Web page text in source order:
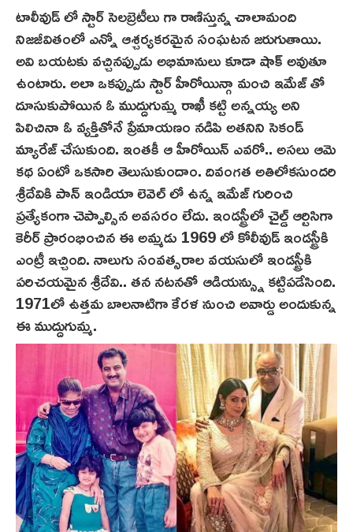
టాలీవుడ్ లో స్టార్ సెలబ్రెటీలు గా రాణిస్తున్న చాలామంది
నిజజీవితంలో ఎన్నో ఆశ్చర్యకరమైన సంఘటన జరుగుతాయి.
అవి బయటకు వచ్చినప్పుడు అభిమానులు కూడా షాక్ అవుతూ
ఉంటారు. అలా ఒకప్పుడు స్టార్ హీరోయిన్గా మంచి ఇమేజ్ తో
దూసుకుపోయిన ఓ ముద్దుగుమ్మ రాఖీ కట్టి అన్నయ్య అని
పిలిచినా ఓ వ్యక్తితోనే ప్రేమాయణం నడిపి అతనిని సెకండ్
మ్యారేజ్ చేసుకుంది. ఇంతకీ ఆ హీరోయిన్ ఎవరో.. అసలు ఆమె
కథ ఏంటో ఒకసారి తెలుసుకుందాం. దివంగత అతిలోకసుందరి
శ్రీదేవికి పాన్ ఇండియా లెవెల్ లో ఉన్న ఇమేజ్ గురించి
ప్రత్యేకంగా చెప్పాల్సిన అవసరం లేదు. ఇండస్ట్రీలో చైల్డ్ ఆర్టిసిగా
కెరీర్‌ ప్రారంభించిన ఈ అమ్మడు 1969 లో కోలీవుడ్‌ ఇండస్ట్రీకి
ఎంట్రీ ఇచ్చింది. నాలుగు సంవత్సరాల వయసులో ఇండస్ట్రీకి
పరిచయమైన శ్రీదేవి.. తన నటనతో ఆడియన్స్ను కట్టిపడేసింది.
1971లో ఉత్తమ బాలనాటిగా కేరళ నుంచి అవార్డు అందుకున్న
ఈ ముద్దుగుమ్మ.